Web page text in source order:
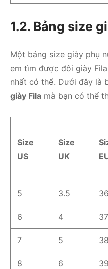
1.2. Bảng size
Một bảng size giày phụ
em tìm được đôi giày
nhất có thể. Dưới đây là
giày Fila mà bạn có thể
Size
US
Size
UK
5 3.5
6 4
7 5
8 6